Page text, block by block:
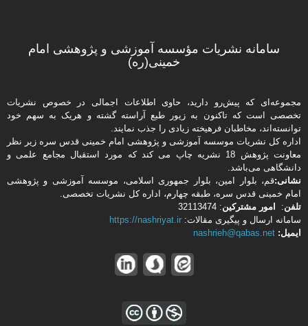
سامانه نشریات مؤسسه آموزشی و پژوهشی امام
خمینی(ره)
مجموعه‌ای که پیش‌رو دارید،‌ حاوی اطلاعات اجمالی در خصوص نشریات
تخصصی است که تاکنون به زیور طبع آراسته گشته و هریک به سهم خود
توانسته‌اند، مخاطبان فرهیخته‌ زیادی را جذب نمایند.
اداره كل نشریات موسسه آموزشی و پژوهشی امام خمینی قدس سره زیر نظر
معاونت پژوهش 18 نشریه چاپ می کند که مورد استقبال مجامع علمی و
دانشگاهی می‌باشد.
نشانی:قم، بلوار امین، بلوار جمهوری اسلامی، موسسه آموزشی و پژوهشی
امام خمینی قدس سره، طبقه چهارم، اداره كل نشریات تخصصی.
تلفن: امور مشتركین: 32113474
سامانه ارسال و پیگیری مقالات: https://nashriyat.ir
ایمیل: nashrieh@qabas.net